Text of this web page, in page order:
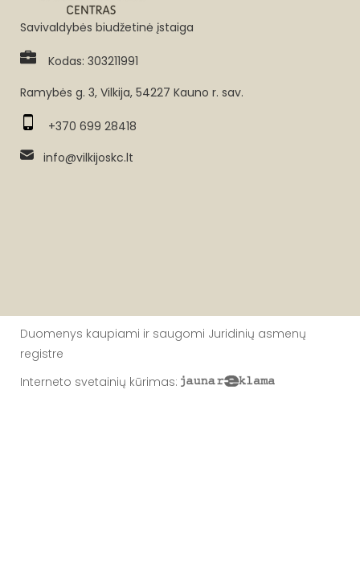
Savivaldybės biudžetinė įstaiga
Kodas: 303211991
Ramybės g. 3, Vilkija, 54227 Kauno r. sav.
+370 699 28418
info@vilkijoskc.lt
Duomenys kaupiami ir saugomi Juridinių asmenų
registre
Interneto svetainių kūrimas: